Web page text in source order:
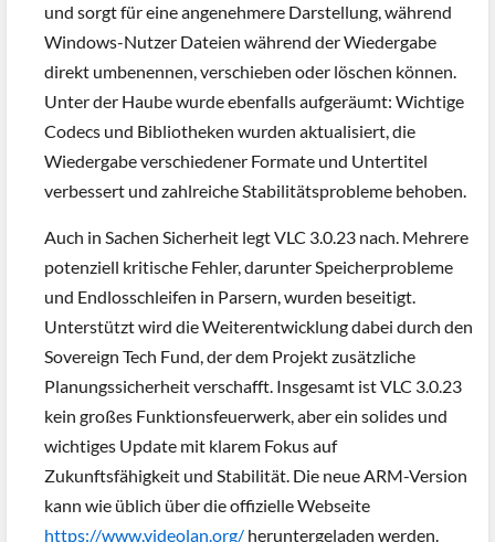
und sorgt für eine angenehmere Darstellung, während
Windows-Nutzer Dateien während der Wiedergabe
direkt umbenennen, verschieben oder löschen können.
Unter der Haube wurde ebenfalls aufgeräumt: Wichtige
Codecs und Bibliotheken wurden aktualisiert, die
Wiedergabe verschiedener Formate und Untertitel
verbessert und zahlreiche Stabilitätsprobleme behoben.
Auch in Sachen Sicherheit legt VLC 3.0.23 nach. Mehrere
potenziell kritische Fehler, darunter Speicherprobleme
und Endlosschleifen in Parsern, wurden beseitigt.
Unterstützt wird die Weiterentwicklung dabei durch den
Sovereign Tech Fund, der dem Projekt zusätzliche
Planungssicherheit verschafft. Insgesamt ist VLC 3.0.23
kein großes Funktionsfeuerwerk, aber ein solides und
wichtiges Update mit klarem Fokus auf
Zukunftsfähigkeit und Stabilität. Die neue ARM-Version
kann wie üblich über die offizielle Webseite
https://www.videolan.org/ heruntergeladen werden.